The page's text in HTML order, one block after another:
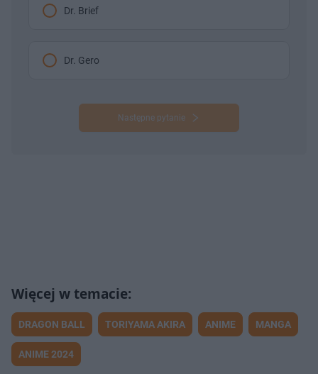
Dr. Brief
Dr. Gero
Następne pytanie
DRAGON BALL TORIYAMA AKIRA ANIME MANGA
ANIME 2024